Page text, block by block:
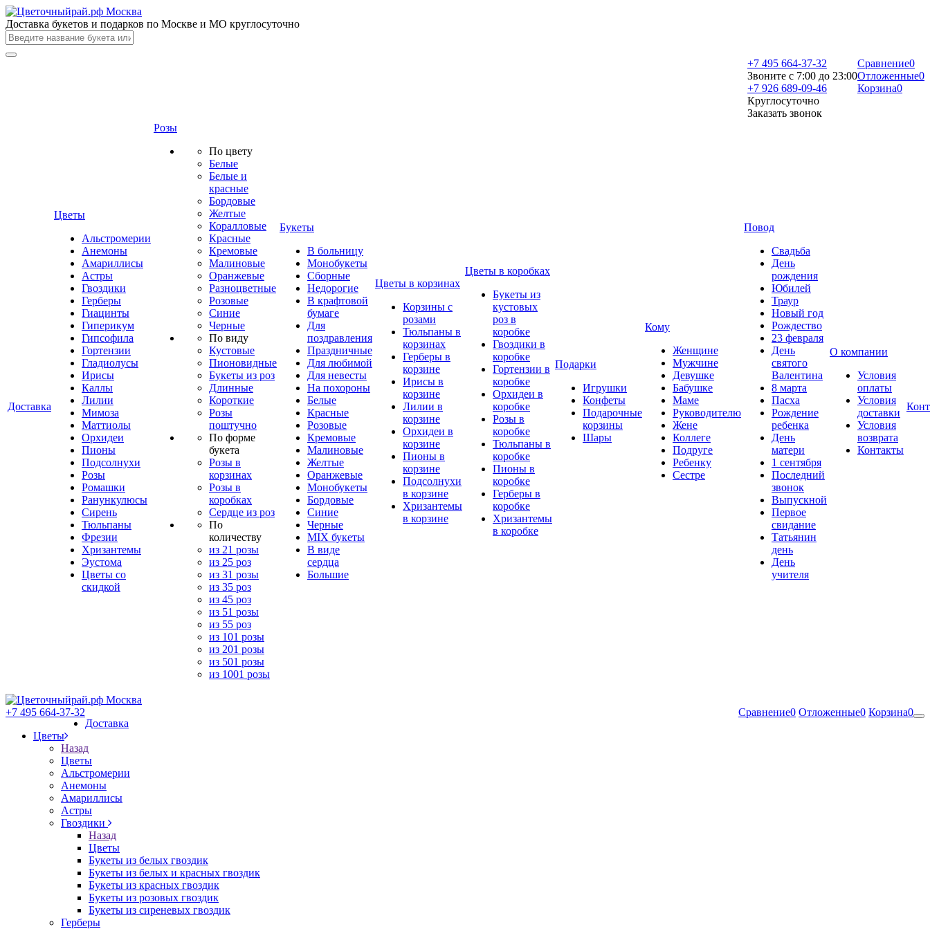
Доставка букетов и подарков по Москве и МО круглосуточно
Сравнение0
Отложенные0
Корзина0
+7 495 664-37-32
Звоните с 7:00 до 23:00
+7 926 689-09-46
Круглосуточно
Заказать звонок
Доставка
Цветы
Альстромерии
Анемоны
Амариллисы
Астры
Гвоздики
Герберы
Гиацинты
Гиперикум
Гипсофила
Гортензии
Гладиолусы
Ирисы
Каллы
Лилии
Мимоза
Маттиолы
Орхидеи
Пионы
Подсолнухи
Розы
Ромашки
Ранункулюсы
Сирень
Тюльпаны
Фрезии
Хризантемы
Эустома
Цветы со
скидкой
Розы
По цвету
Белые
Белые и
красные
Бордовые
Желтые
Коралловые
Красные
Кремовые
Малиновые
Оранжевые
Разноцветные
Розовые
Синие
Черные
По виду
Кустовые
Пионовидные
Букеты из роз
Длинные
Короткие
Розы
поштучно
По форме
букета
Розы в
корзинах
Розы в
коробках
Сердце из роз
По
количеству
из 21 розы
из 25 роз
из 31 розы
из 35 роз
из 45 роз
из 51 розы
из 55 роз
из 101 розы
из 201 розы
из 501 розы
из 1001 розы
Букеты
В больницу
Монобукеты
Сборные
Недорогие
В крафтовой
бумаге
Для
поздравления
Праздничные
Для любимой
Для невесты
На похороны
Белые
Красные
Розовые
Кремовые
Малиновые
Желтые
Оранжевые
Монобукеты
Бордовые
Синие
Черные
MIX букеты
В виде
сердца
Большие
Цветы в корзинах
Корзины с
розами
Тюльпаны в
корзинах
Герберы в
корзине
Ирисы в
корзине
Лилии в
корзине
Орхидеи в
корзине
Пионы в
корзине
Подсолнухи
в корзине
Хризантемы
в корзине
Цветы в коробках
Букеты из
кустовых
роз в
коробке
Гвоздики в
коробке
Гортензии в
коробке
Орхидеи в
коробке
Розы в
коробке
Тюльпаны в
коробке
Пионы в
коробке
Герберы в
коробке
Хризантемы
в коробке
Подарки
Игрушки
Конфеты
Подарочные
корзины
Шары
Кому
Женщине
Мужчине
Девушке
Бабушке
Маме
Руководителю
Жене
Коллеге
Подруге
Ребенку
Сестре
Повод
Свадьба
День
рождения
Юбилей
Траур
Новый год
Рождество
23 февраля
День
святого
Валентина
8 марта
Пасха
Рождение
ребенка
День
матери
1 сентября
Последний
звонок
Выпускной
Первое
свидание
Татьянин
день
День
учителя
О компании
Условия
оплаты
Условия
доставки
Условия
возврата
Контакты
+7 495 664-37-32 Сравнение0 Отложенные0 Корзина0
Доставка
Цветы
Назад
Цветы
Альстромерии
Анемоны
Амариллисы
Астры
Гвоздики
Назад
Цветы
Букеты из белых гвоздик
Букеты из белых и красных гвоздик
Букеты из красных гвоздик
Букеты из розовых гвоздик
Букеты из сиреневых гвоздик
Герберы